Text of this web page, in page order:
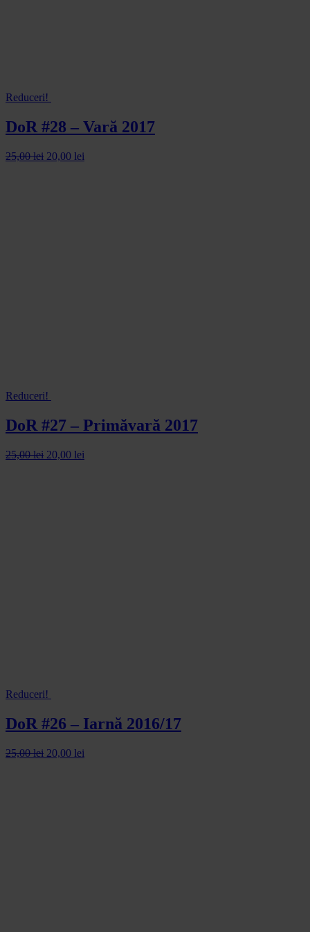
Reduceri!
DoR #28 – Vară 2017
25,00lei 20,00 lei
Reduceri!
DoR #27 – Primăvară 2017
25,00lei 20,00 lei
Reduceri!
DoR #26 – Iarnă 2016/17
25,00lei 20,00 lei